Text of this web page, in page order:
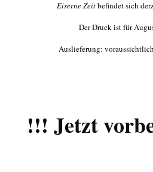
Eiserne Zeitbefindet sich
Der Druck ist für
Auslieferung:
!!! Jetzt